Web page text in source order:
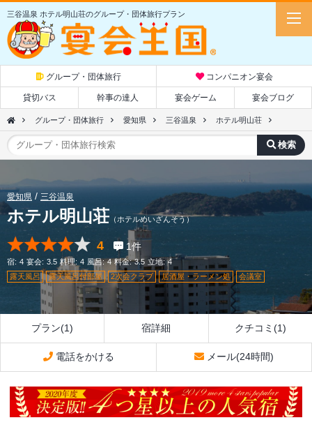
三谷温泉 ホテル明山荘のグループ・団体旅行プラン
グループ・団体旅行 コンパニオン宴会
貸切バス 幹事の達人 宴会ゲーム 宴会ブログ
グループ・団体旅行 愛知県 三谷温泉 ホテル明山荘
愛知県 三谷温泉
ホテル明山荘 （ホテルめいざんそう）
4 1件
宿: 4 宴会: 3.5 料理: 4 風呂: 4 料金: 3.5 立地: 4
露天風呂
露天風呂付部屋 2次会クラブ 居酒屋・ラーメン処 会議室
プラン(1) 宿詳細 クチコミ(1)
電話をかける メール(24時間)